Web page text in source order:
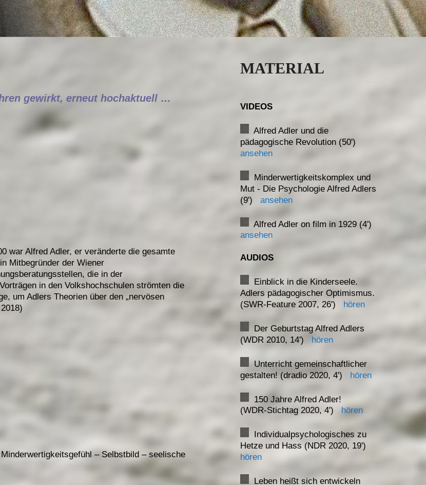
gewirkt, erneut hochaktuell …
war Alfred Adler, er veränderte die gesamte
Mitbegründer der Wiener
die in der
in den Volkshochschulen strömten die
um Adlers Theorien über den „nervösen
– Selbstbild – seelische
MATERIAL
VIDEOS
Alfred Adler und die
pädagogische Revolution (50')
ansehen
Minderwertigkeitskomplex und
Mut - Die Psychologie Alfred Adlers
(9') ansehen
Alfred Adler on film in 1929 (4')
ansehen
AUDIOS
Einblick in die Kinderseele.
Adlers pädagogischer Optimismus.
(SWR-Feature 2007, 26') hören
Der Geburtstag Alfred Adlers
(WDR 2010, 14') hören
Unterricht gemeinschaftlicher
gestalten! (dradio 2020, 4') hören
150 Jahre Alfred Adler!
(WDR-Stichtag 2020, 4')
hören
Individualpsychologisches zu
Hetze und Hass (NDR 2020, 19')
hören
Leben heißt sich entwickeln